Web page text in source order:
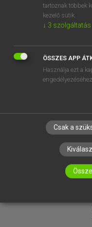
tartoznak többek
kezelő sütik.
↓ 3 szolgáltatás
ÖSSZES APP
Használja ezt a
Csak a